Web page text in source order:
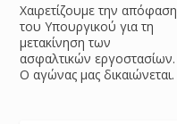
Χαιρετίζουμε την απόφαση
του Υπουργικού για τη
μετακίνηση των
ασφαλτικών εργοστασίων.
Ο αγώνας μας δικαιώνεται.